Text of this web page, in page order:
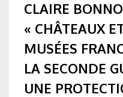
CLAIRE
« CHÂTEAUX
MUSÉES
LA SECONDE
UNE